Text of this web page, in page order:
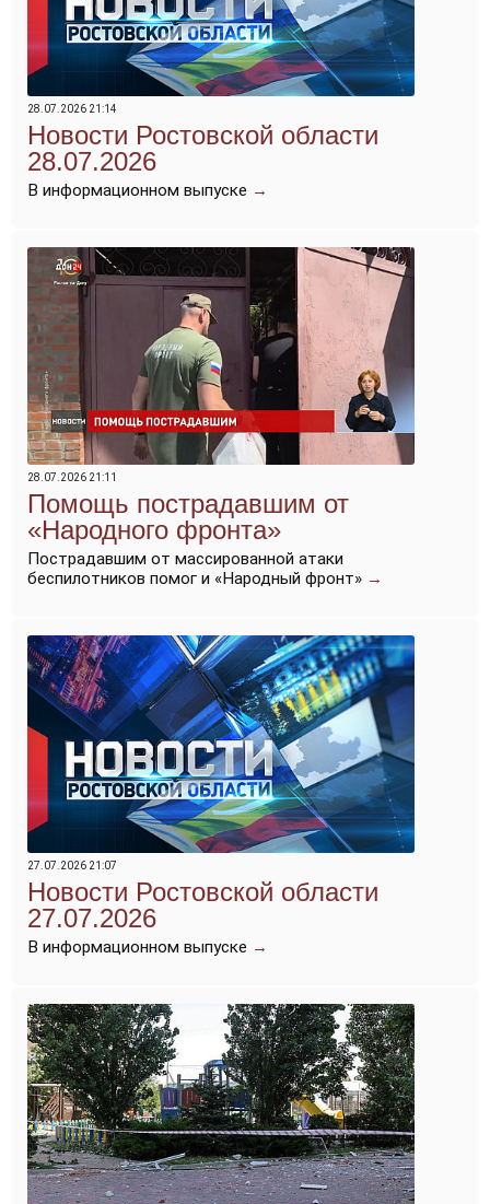
28.07.2026 21:14
Новости Ростовской области
28.07.2026
В информационном выпуске →
28.07.2026 21:11
Помощь пострадавшим от
«Народного фронта»
Пострадавшим от массированной атаки
беспилотников помог и «Народный фронт» →
27.07.2026 21:07
Новости Ростовской области
27.07.2026
В информационном выпуске →